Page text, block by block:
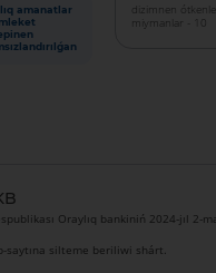
amanatlar
dizimnen
miymanlar - 10
Oraylıq bankiniń 2024-jıl 2-
saytına silteme beriliwi shárt.